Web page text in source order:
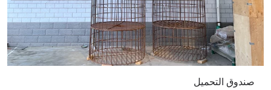
صندوق التحميل